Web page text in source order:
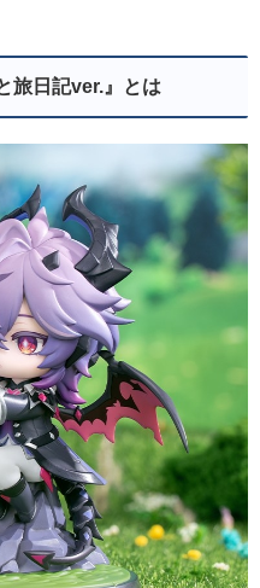
旅日記ver.』とは